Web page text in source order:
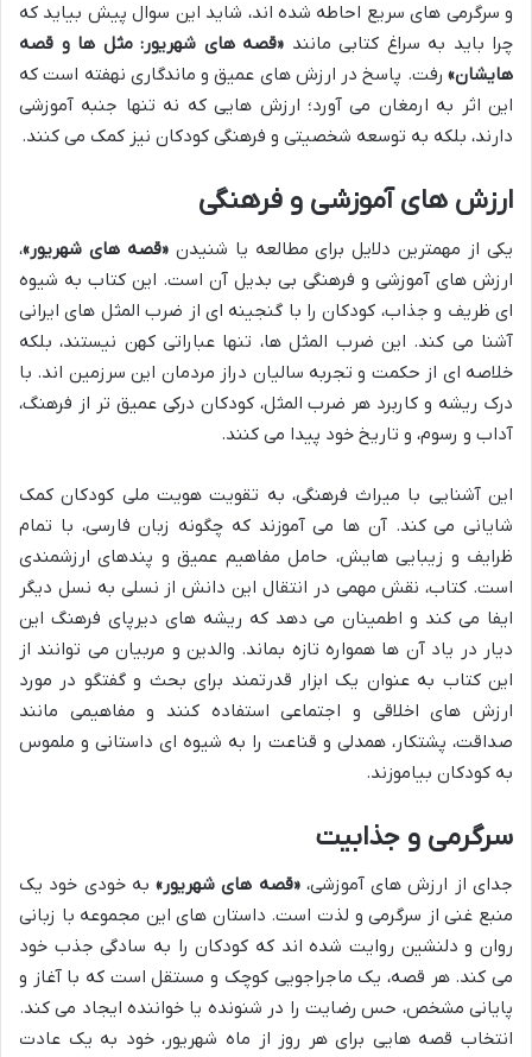
و سرگرمی های سریع احاطه شده اند، شاید این سوال پیش بیاید که
چرا باید به سراغ کتابی مانند «قصه های شهریور: مثل ها و قصه
هایشان» رفت. پاسخ در ارزش های عمیق و ماندگاری نهفته است که
این اثر به ارمغان می آورد؛ ارزش هایی که نه تنها جنبه آموزشی
دارند، بلکه به توسعه شخصیتی و فرهنگی کودکان نیز کمک می کنند.
ارزش های آموزشی و فرهنگی
یکی از مهمترین دلایل برای مطالعه یا شنیدن«قصه های شهریور»،
ارزش های آموزشی و فرهنگی بی بدیل آن است. این کتاب به شیوه
ای ظریف و جذاب، کودکان را با گنجینه ای از ضرب المثل های ایرانی
آشنا می کند. این ضرب المثل ها، تنها عباراتی کهن نیستند، بلکه
خلاصه ای از حکمت و تجربه سالیان دراز مردمان این سرزمین اند. با
درک ریشه و کاربرد هر ضرب المثل، کودکان درکی عمیق تر از فرهنگ،
آداب و رسوم، و تاریخ خود پیدا می کنند.
این آشنایی با میراث فرهنگی، به تقویت هویت ملی کودکان کمک
شایانی می کند. آن ها می آموزند که چگونه زبان فارسی، با تمام
ظرایف و زیبایی هایش، حامل مفاهیم عمیق و پندهای ارزشمندی
است. کتاب، نقش مهمی در انتقال این دانش از نسلی به نسل دیگر
ایفا می کند و اطمینان می دهد که ریشه های دیرپای فرهنگ این
دیار در یاد آن ها همواره تازه بماند. والدین و مربیان می توانند از
این کتاب به عنوان یک ابزار قدرتمند برای بحث و گفتگو در مورد
ارزش های اخلاقی و اجتماعی استفاده کنند و مفاهیمی مانند
صداقت، پشتکار، همدلی و قناعت را به شیوه ای داستانی و ملموس
به کودکان بیاموزند.
سرگرمی و جذابیت
جدای از ارزش های آموزشی،«قصه های شهریور»به خودی خود یک
منبع غنی از سرگرمی و لذت است. داستان های این مجموعه با زبانی
روان و دلنشین روایت شده اند که کودکان را به سادگی جذب خود
می کند. هر قصه، یک ماجراجویی کوچک و مستقل است که با آغاز و
پایانی مشخص، حس رضایت را در شنونده یا خواننده ایجاد می کند.
انتخاب قصه هایی برای هر روز از ماه شهریور، خود به یک عادت